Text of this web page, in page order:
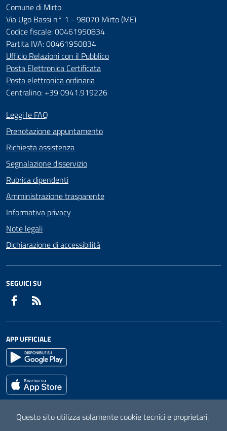
Comune di Mirto
Via Ugo Bassi n° 1 - 98070 Mirto (ME)
Codice fiscale: 00461950834
Partita IVA: 00461950834
Ufficio Relazioni con il Pubblico
Posta Elettronica Certificata
Posta elettronica ordinaria
Centralino: +39 0941.919226
Leggi le FAQ
Prenotazione appuntamento
Richiesta assistenza
Segnalazione disservizio
Rubrica dipendenti
Amministrazione trasparente
Informativa privacy
Note legali
Dichiarazione di accessibilità
SEGUICI SU
Facebook
APP UFFICIALE
Questo sito utilizza solamente cookie tecnici e proprietari.